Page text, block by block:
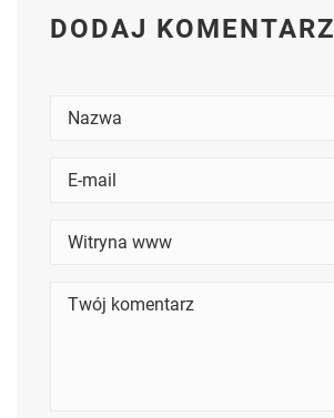
DODAJ KOMENTARZ